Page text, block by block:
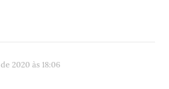
2020 às 18:06